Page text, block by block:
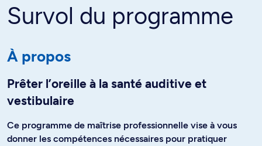
Survol du programme
À propos
Prêter l’oreille à la santé auditive et
vestibulaire
Ce programme de maîtrise professionnelle vise à vous
donner les compétences nécessaires pour pratiquer